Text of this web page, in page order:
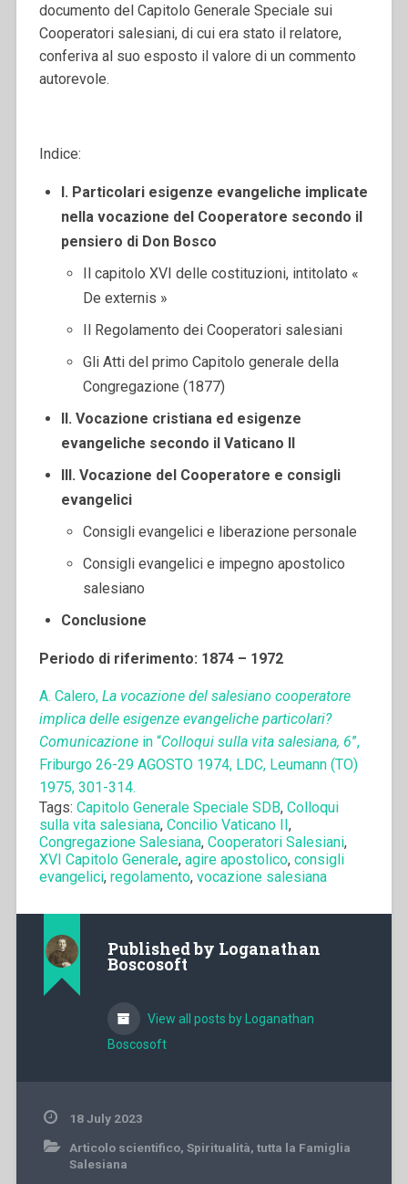
documento del Capitolo Generale Speciale sui
Cooperatori salesiani, di cui era stato il relatore,
conferiva al suo esposto il valore di un commento
autorevole.
Indice:
I. Particolari esigenze evangeliche implicate
nella vocazione del Cooperatore secondo il
pensiero di Don Bosco
Il capitolo XVI delle costituzioni, intitolato «
De externis »
Il Regolamento dei Cooperatori salesiani
Gli Atti del primo Capitolo generale della
Congregazione (1877)
II. Vocazione cristiana ed esigenze
evangeliche secondo il Vaticano II
III. Vocazione del Cooperatore e consigli
evangelici
Consigli evangelici e liberazione personale
Consigli evangelici e impegno apostolico
salesiano
Conclusione
Periodo di riferimento: 1874 – 1972
A. Calero, La vocazione del salesiano cooperatore
implica delle esigenze evangeliche particolari?
Comunicazione in “Colloqui sulla vita salesiana, 6”,
Friburgo 26-29 AGOSTO 1974, LDC, Leumann (TO)
1975, 301-314.
Tags: Capitolo Generale Speciale SDB, Colloqui
sulla vita salesiana, Concilio Vaticano II,
Congregazione Salesiana, Cooperatori Salesiani,
XVI Capitolo Generale, agire apostolico, consigli
evangelici, regolamento, vocazione salesiana
Published by Loganathan
Boscosoft
View all posts by Loganathan
Boscosoft
18 July 2023
Articolo scientifico, Spiritualità, tutta la Famiglia
Salesiana